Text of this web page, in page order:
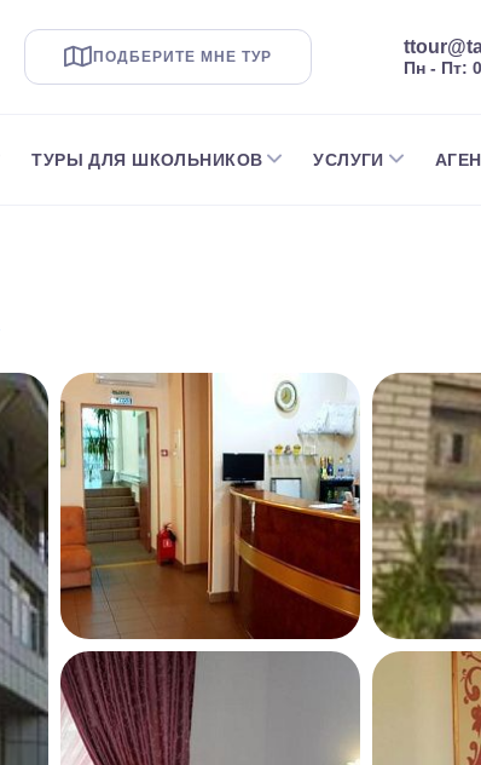
ПОДБЕРИТЕ МНЕ ТУР
Пн - Пт:
ТУРЫ ДЛЯ ШКОЛЬНИКОВ УСЛУГИ